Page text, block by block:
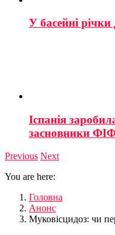
У басейні
Іспанія
засновники
Previous Next
You are here:
Головна
Анонс
Муковісцидоз: чи